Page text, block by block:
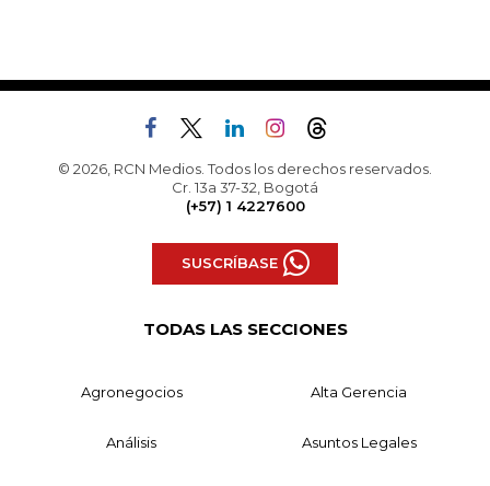
© 2026, RCN Medios. Todos los derechos reservados.
Cr. 13a 37-32, Bogotá
(+57) 1 4227600
SUSCRÍBASE
TODAS LAS SECCIONES
Agronegocios Alta Gerencia
Análisis Asuntos Legales